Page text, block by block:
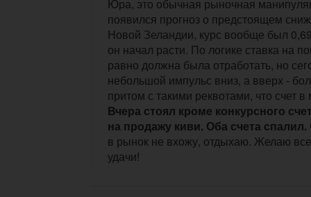
Юра, это обычная рыночная
появился прогноз о предстоящем
Новой Зеландии, курс вообще был
он начал расти. По логике ставка на
равно должна была отработать, но
небольшой импульс вниз, а вверх -
притом с такими реквотами, что счет в
Вчера стоял кроме конкурсного
на продажу киви. Оба счета спалил.
в рынок не вхожу, отдыхаю. Желаю
удачи!